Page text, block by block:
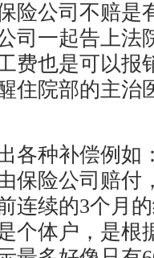
险公司不赔是
司一起告上法
费也是可以报
住院部的主治
各种补偿例如
保险公司赔付
连续的3个月
个体户，是根